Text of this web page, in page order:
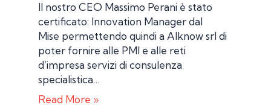
Il nostro CEO Massimo Perani è stato
certificato: Innovation Manager dal
Mise permettendo quindi a AIknow srl di
poter fornire alle PMI e alle reti
d’impresa servizi di consulenza
specialistica…
Read More »